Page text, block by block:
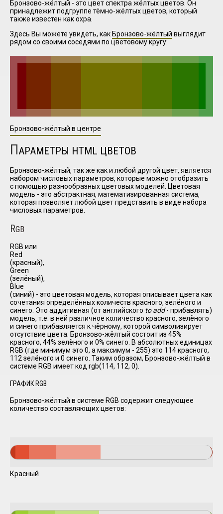
read and
accept the
terms and
conditions
Бронзово-жёлтый - это цвет спектра жёлтых цветов. Он
принадлежит подгруппе тёмно-жёлтых цветов, который
также известен как охра.
Здесь Вы можете увидеть, как Бронзово-жёлтый выглядит
рядом со своими соседями по цветовому кругу:
Бронзово-жёлтый в центре
ПАРАМЕТРЫ HTML ЦВЕТОВ
Бронзово-жёлтый, так же как и любой другой цвет, является
набором числовых параметров, которые можно отобразить
с помощью разнообразных цветовых моделей. Цветовая
модель - это абстрактная, математизированная система,
которая позволяет любой цвет представить в виде набора
числовых параметров.
RGB
RGB или
Red
(красный),
Green
(зелёный),
Blue
(синий) - это цветовая модель, которая описывает цвета как
сочетания определённых количеств красного, зелёного и
синего. Это аддитивная (от английского to add- прибавлять)
модель, т.е. в ней различное количество красного, зелёного
и синего прибавляется к чёрному, которой символизирует
отсутствие цвета. Бронзово-жёлтый состоит из 45%
красного, 44% зелёного и 0% синего. В абсолютных единицах
RGB (где минимум это 0, а максимум - 255) это 114 красного,
112 зелёного и 0 синего. Таким образом, Бронзово-жёлтый в
системе RGB имеет код rgb(114, 112, 0).
ГРАФИК RGB
Бронзово-жёлтый в системе RGB содержит следующее
количество составляющих цветов:
Красный